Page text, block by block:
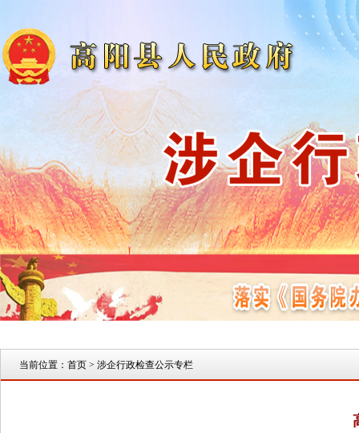
当前位置： 首页 > 涉企行政检查公示专栏